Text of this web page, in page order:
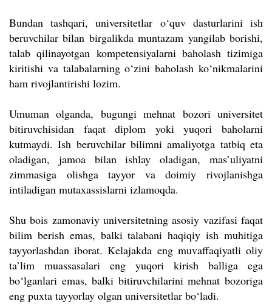
Bundan tashqari, universitetlar o‘quv dasturlarini ish
beruvchilar bilan birgalikda muntazam yangilab borishi,
talab qilinayotgan kompetensiyalarni baholash tizimiga
kiritishi va talabalarning o‘zini baholash ko‘nikmalarini
ham rivojlantirishi lozim.
Umuman olganda, bugungi mehnat bozori universitet
bitiruvchisidan faqat diplom yoki yuqori baholarni
kutmaydi. Ish beruvchilar bilimni amaliyotga tatbiq eta
oladigan, jamoa bilan ishlay oladigan, mas’uliyatni
zimmasiga olishga tayyor va doimiy rivojlanishga
intiladigan mutaxassislarni izlamoqda.
Shu bois zamonaviy universitetning asosiy vazifasi faqat
bilim berish emas, balki talabani haqiqiy ish muhitiga
tayyorlashdan iborat. Kelajakda eng muvaffaqiyatli oliy
ta’lim muassasalari eng yuqori kirish balliga ega
bo‘lganlari emas, balki bitiruvchilarini mehnat bozoriga
eng puxta tayyorlay olgan universitetlar bo‘ladi.